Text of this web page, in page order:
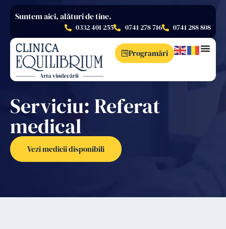
Suntem aici, alături de tine.
0332 401 255 0741 278 716 0741 288 808
Programări
Serviciu: Referat
medical
Vezi medicii disponibili